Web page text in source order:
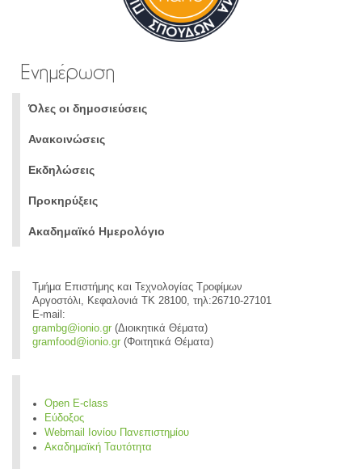
Ενημέρωση
Όλες οι δημοσιεύσεις
Ανακοινώσεις
Εκδηλώσεις
Προκηρύξεις
Ακαδημαϊκό Ημερολόγιο
Τμήμα Επιστήμης και Τεχνολογίας Τροφίμων
Αργοστόλι, Κεφαλονιά ΤΚ 28100, τηλ:26710-27101
E-mail:
grambg@ionio.gr (Διοικητικά Θέματα)
gramfood@ionio.gr (Φοιτητικά Θέματα)
Open E-class
Εύδοξος
Webmail Ιονίου Πανεπιστημίου
Ακαδημαϊκή Ταυτότητα